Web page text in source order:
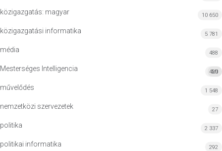
közigazgatás: magyar 10 650
közigazgatási informatika 5 781
média 488
Mesterséges Intelligencia MI
420
művelődés 1 548
nemzetközi szervezetek 27
politika 2 337
politikai informatika 292